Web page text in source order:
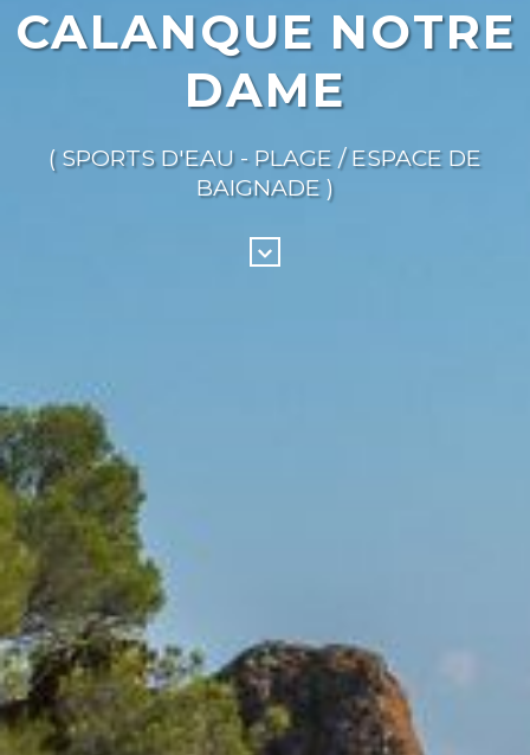
CALANQUE NOTRE
DAME
( SPORTS D'EAU - PLAGE / ESPACE DE
BAIGNADE )